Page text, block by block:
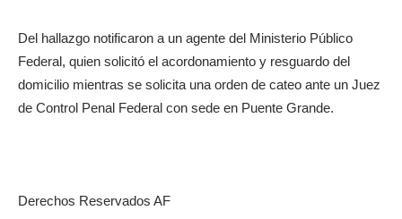
Del hallazgo notificaron a un agente del Ministerio Público
Federal, quien solicitó el acordonamiento y resguardo del
domicilio mientras se solicita una orden de cateo ante un Juez
de Control Penal Federal con sede en Puente Grande.
Derechos Reservados AF